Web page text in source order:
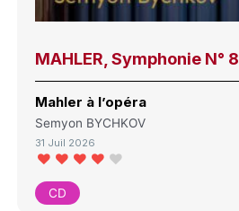
MAHLER, Symphonie N° 8
Mahler à l’opéra
Semyon BYCHKOV
31 Juil 2026
CD